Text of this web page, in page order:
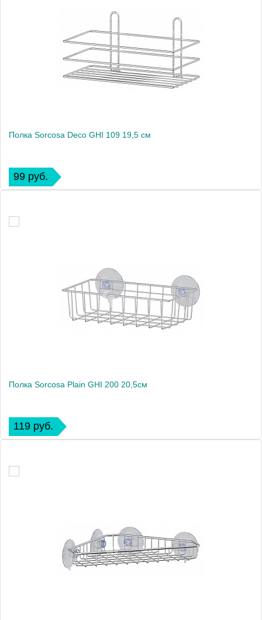
Полка Sorcosa Deco GHI 109 19,5 см
99 руб.
Полка Sorcosa Plain GHI 200 20,5см
119 руб.